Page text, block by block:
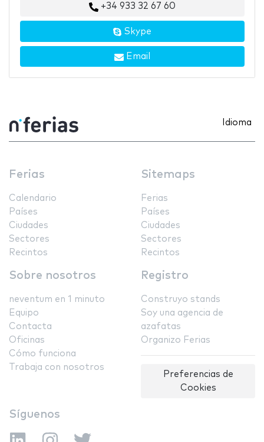
+34 933 32 67 60
Skype
Email
Idioma
Ferias
Calendario
Países
Ciudades
Sectores
Recintos
Sitemaps
Ferias
Países
Ciudades
Sectores
Recintos
Sobre nosotros
neventum en 1 minuto
Equipo
Contacta
Oficinas
Cómo funciona
Trabaja con nosotros
Registro
Construyo stands
Soy una agencia de
azafatas
Organizo Ferias
Preferencias de
Cookies
Síguenos